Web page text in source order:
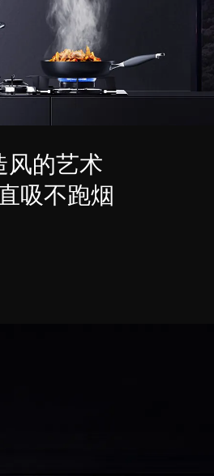
风的艺术
吸不跑烟